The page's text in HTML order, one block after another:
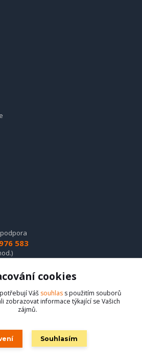
583
cookies
Váš souhlas s použitím souborů
zobrazovat informace týkající se Vašich
zájmů.
Souhlasím